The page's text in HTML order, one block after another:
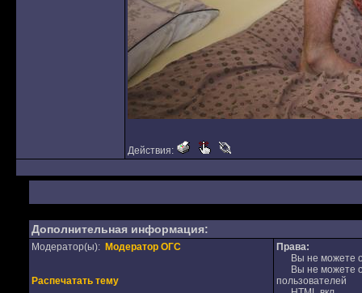
Действия:
Дополнительная информация:
Модератор(ы): Модератор ОГС
Распечатать тему
Права:
Вы не можете
Вы не можете
пользователей